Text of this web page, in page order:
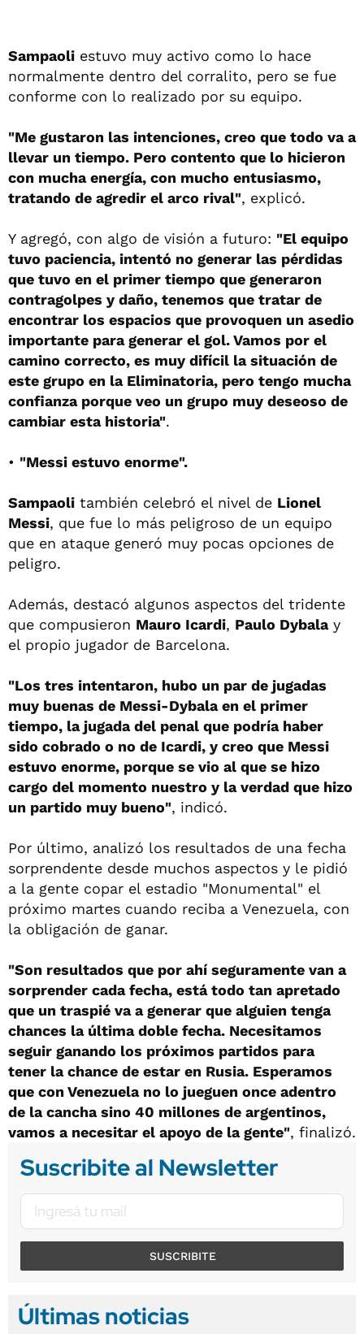
Sampaoli estuvo muy activo como lo hace
normalmente dentro del corralito, pero se fue
conforme con lo realizado por su equipo.
"Me gustaron las intenciones, creo que todo va a
llevar un tiempo. Pero contento que lo hicieron
con mucha energía, con mucho entusiasmo,
tratando de agredir el arco rival", explicó.
Y agregó, con algo de visión a futuro: "El equipo
tuvo paciencia, intentó no generar las pérdidas
que tuvo en el primer tiempo que generaron
contragolpes y daño, tenemos que tratar de
encontrar los espacios que provoquen un asedio
importante para generar el gol. Vamos por el
camino correcto, es muy difícil la situación de
este grupo en la Eliminatoria, pero tengo mucha
confianza porque veo un grupo muy deseoso de
cambiar esta historia".
• "Messi estuvo enorme".
Sampaoli también celebró el nivel de Lionel
Messi, que fue lo más peligroso de un equipo
que en ataque generó muy pocas opciones de
peligro.
Además, destacó algunos aspectos del tridente
que compusieron Mauro Icardi, Paulo Dybalay
el propio jugador de Barcelona.
"Los tres intentaron, hubo un par de jugadas
muy buenas de Messi-Dybala en el primer
tiempo, la jugada del penal que podría haber
sido cobrado o no de Icardi, y creo que Messi
estuvo enorme, porque se vio al que se hizo
cargo del momento nuestro y la verdad que hizo
un partido muy bueno", indicó.
Por último, analizó los resultados de una fecha
sorprendente desde muchos aspectos y le pidió
a la gente copar el estadio "Monumental" el
próximo martes cuando reciba a Venezuela, con
la obligación de ganar.
"Son resultados que por ahí seguramente van a
sorprender cada fecha, está todo tan apretado
que un traspié va a generar que alguien tenga
chances la última doble fecha. Necesitamos
seguir ganando los próximos partidos para
tener la chance de estar en Rusia. Esperamos
que con Venezuela no lo jueguen once adentro
de la cancha sino 40 millones de argentinos,
vamos a necesitar el apoyo de la gente", finalizó.
Suscribite al Newsletter
SUSCRIBITE
Últimas noticias